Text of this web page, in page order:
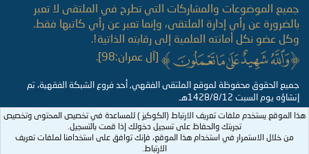
جميع الموضوعات والمشاركات التي تطرح في الملتقى لا تعبر
بالضرورة عن رأي إدارة الملتقى، وإنما تعبر عن رأي كاتبها فقط.
وكل عضو نكل أمانته العلمية إلى رقابته الذاتية!.
[آل عمران:98].
جميع الحقوق محفوظة لموقع الملتقى الفقهي, أحد فروع الشبكة الفقهية، تم
إنشاؤه يوم السبت 1428/8/12هـ
هذا الموقع يستخدم ملفات تعريف الارتباط (الكوكيز ) للمساعدة في تخصيص المحتوى وتخصيص
تجربتك والحفاظ على تسجيل دخولك إذا قمت بالتسجيل.
من خلال الاستمرار في استخدام هذا الموقع، فإنك توافق على استخدامنا لملفات تعريف
الارتباط.